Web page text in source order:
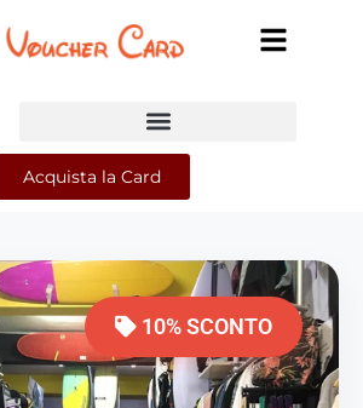
Acquista la Card
10% SCONTO